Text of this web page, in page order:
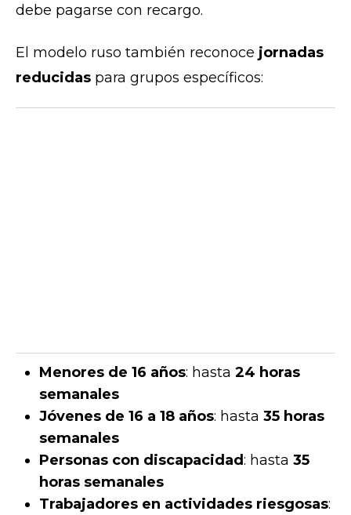
debe pagarse con recargo.
El modelo ruso también reconoce jornadas
reducidas para grupos específicos:
Menores de 16 años: hasta 24 horas
semanales
Jóvenes de 16 a 18 años: hasta 35 horas
semanales
Personas con discapacidad: hasta 35
horas semanales
Trabajadores en actividades riesgosas: